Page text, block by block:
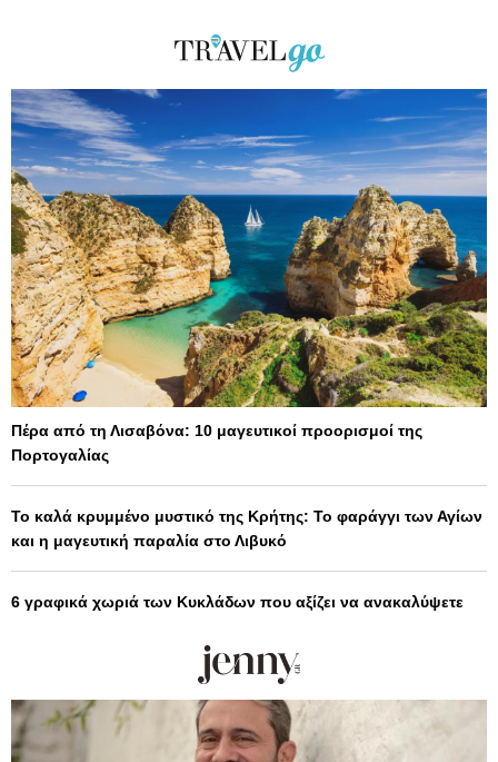
Πέρα από τη Λισαβόνα: 10 μαγευτικοί προορισμοί της
Πορτογαλίας
Το καλά κρυμμένο μυστικό της Κρήτης: Το φαράγγι των Αγίων
και η μαγευτική παραλία στο Λιβυκό
6 γραφικά χωριά των Κυκλάδων που αξίζει να ανακαλύψετε